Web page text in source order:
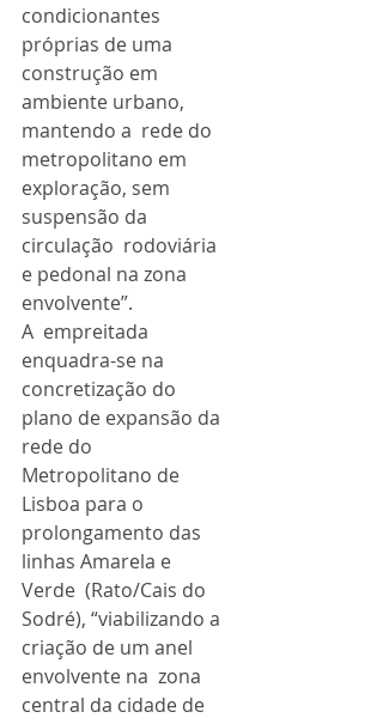
condicionantes
próprias de uma
construção em
ambiente urbano,
mantendo a  rede do
metropolitano em
exploração, sem
suspensão da
circulação  rodoviária
e pedonal na zona
envolvente”.
A  empreitada
enquadra-se na
concretização do
plano de expansão da
rede do
Metropolitano de
Lisboa para o
prolongamento das
linhas Amarela e
Verde  (Rato/Cais do
Sodré), “viabilizando a
criação de um anel
envolvente na  zona
central da cidade de